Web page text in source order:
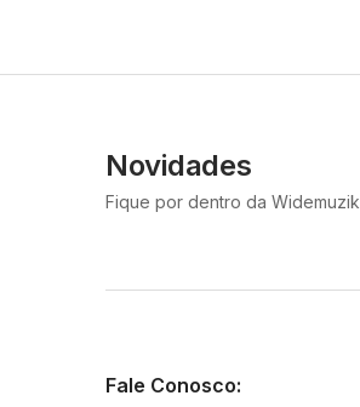
Novidades
Fique por dentro da Widemuzik
Fale Conosco: